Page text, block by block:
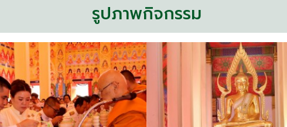
รูปภาพกิจกรรม